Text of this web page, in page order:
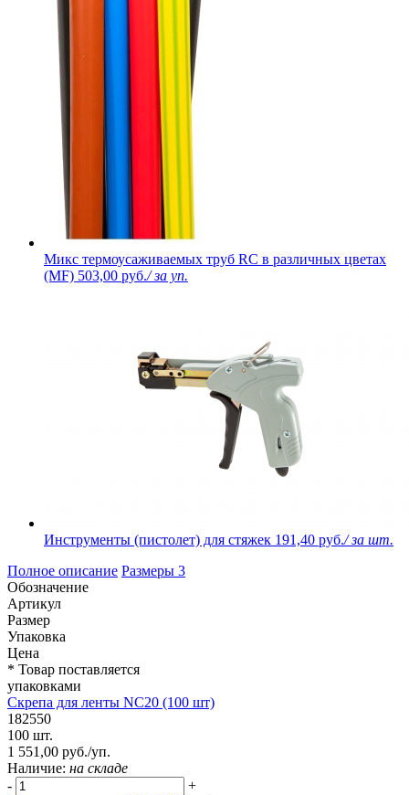
Микс термоусаживаемых труб RC в различных цветах
(MF) 503,00 руб./ за уп.
Инструменты (пистолет) для стяжек 191,40 руб./ за шт.
Полное описание Размеры 3
Обозначение
Артикул
Размер
Упаковка
Цена
* Товар поставляется
упаковками
Скрепа для ленты NC20 (100 шт)
182550
100 шт.
1 551,00 руб./уп.
Наличие: на складе
-
+